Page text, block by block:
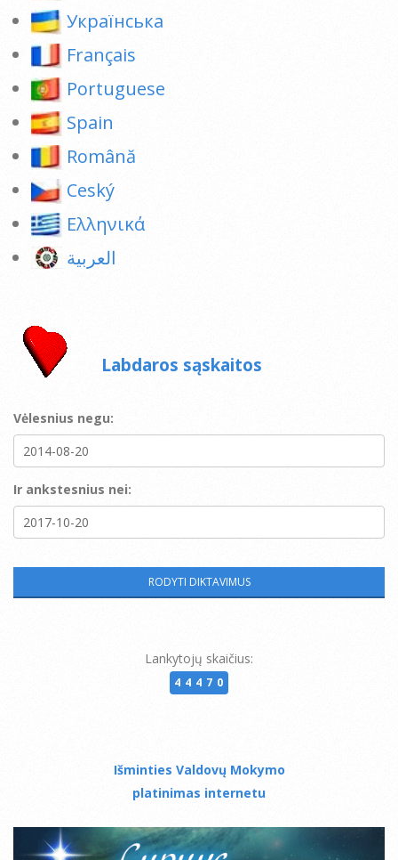
Українська
Français
Portuguese
Spain
Română
Ceský
Ελληνικά
العربية
Labdaros sąskaitos
Vėlesnius negu:
Ir ankstesnius nei:
Lankytojų skaičius:
44470
Išminties Valdovų Mokymo
platinimas internetu